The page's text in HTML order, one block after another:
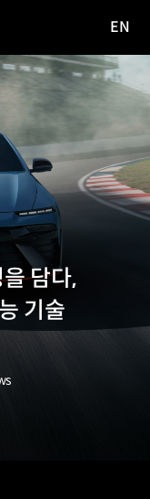
사이
이동
EN
담다,
기술